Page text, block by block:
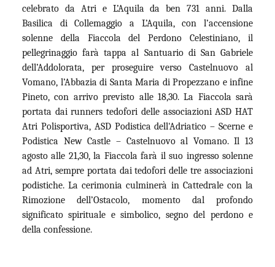
celebrato da Atri e L’Aquila da ben 731 anni. Dalla
Basilica di Collemaggio a L’Aquila, con l’accensione
solenne della Fiaccola del Perdono Celestiniano, il
pellegrinaggio farà tappa al Santuario di San Gabriele
dell’Addolorata, per proseguire verso Castelnuovo al
Vomano, l’Abbazia di Santa Maria di Propezzano e infine
Pineto, con arrivo previsto alle 18,30. La Fiaccola sarà
portata dai runners tedofori delle associazioni ASD HAT
Atri Polisportiva, ASD Podistica dell'Adriatico – Scerne e
Podistica New Castle – Castelnuovo al Vomano. Il 13
agosto alle 21,30, la Fiaccola farà il suo ingresso solenne
ad Atri, sempre portata dai tedofori delle tre associazioni
podistiche. La cerimonia culminerà in Cattedrale con la
Rimozione dell’Ostacolo, momento dal profondo
significato spirituale e simbolico, segno del perdono e
della confessione.